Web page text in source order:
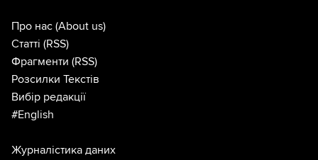
Про нас (About us)
Статті (RSS)
Фрагменти (RSS)
Розсилки Текстів
Вибір редакції
#English
Журналістика даних